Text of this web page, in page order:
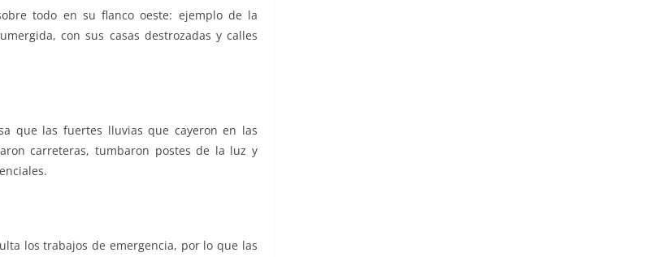
todo en su flanco oeste: ejemplo de la
con sus casas destrozadas y calles
que las fuertes lluvias que cayeron en las
carreteras, tumbaron postes de la luz y
los trabajos de emergencia, por lo que las